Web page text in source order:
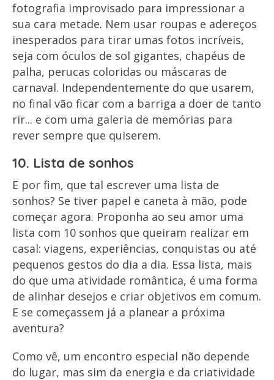
fotografia improvisado para impressionar a
sua cara metade. Nem usar roupas e adereços
inesperados para tirar umas fotos incríveis,
seja com óculos de sol gigantes, chapéus de
palha, perucas coloridas ou máscaras de
carnaval. Independentemente do que usarem,
no final vão ficar com a barriga a doer de tanto
rir... e com uma galeria de memórias para
rever sempre que quiserem.
10. Lista de sonhos
E por fim, que tal escrever uma lista de
sonhos? Se tiver papel e caneta à mão, pode
começar agora. Proponha ao seu amor uma
lista com 10 sonhos que queiram realizar em
casal: viagens, experiências, conquistas ou até
pequenos gestos do dia a dia. Essa lista, mais
do que uma atividade romântica, é uma forma
de alinhar desejos e criar objetivos em comum.
E se começassem já a planear a próxima
aventura?
Como vê, um encontro especial não depende
do lugar, mas sim da energia e da criatividade